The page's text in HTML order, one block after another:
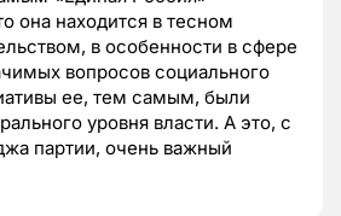
она находится в тесном
в особенности в сфере
вопросов социального
ее, тем самым, были
уровня власти. А это, с
партии, очень важный